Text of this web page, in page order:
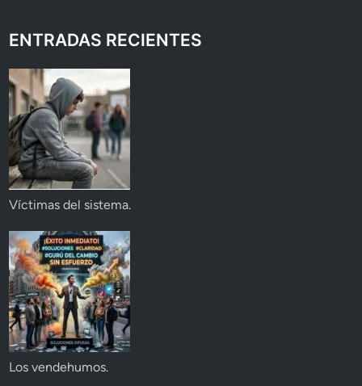
ENTRADAS RECIENTES
Víctimas del sistema.
Los vendehumos.